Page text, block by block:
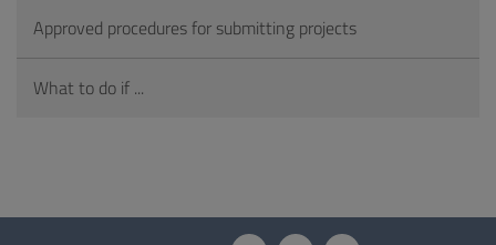
Approved procedures for submitting projects
What to do if ...
Questionnaire